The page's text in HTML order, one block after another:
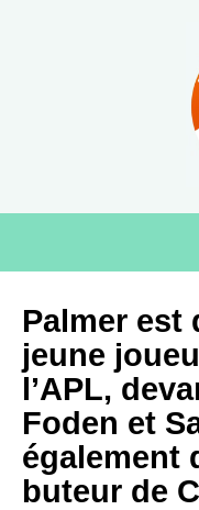
Palmer est
jeune
l’APL,
Foden et
également
buteur de